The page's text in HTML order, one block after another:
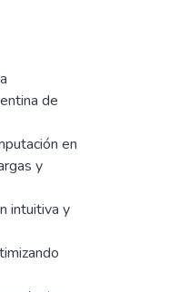
de
en
y
intuitiva y